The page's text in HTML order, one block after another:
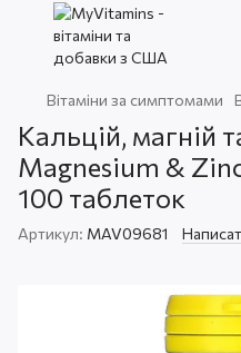
Вітаміни за симптомами
Кальцій, магній
Magnesium &
100 таблеток
Артикул: MAV09681